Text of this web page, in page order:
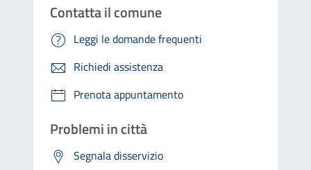
Contatta il comune
Leggi le domande frequenti
Richiedi assistenza
Prenota appuntamento
Problemi in città
Segnala disservizio